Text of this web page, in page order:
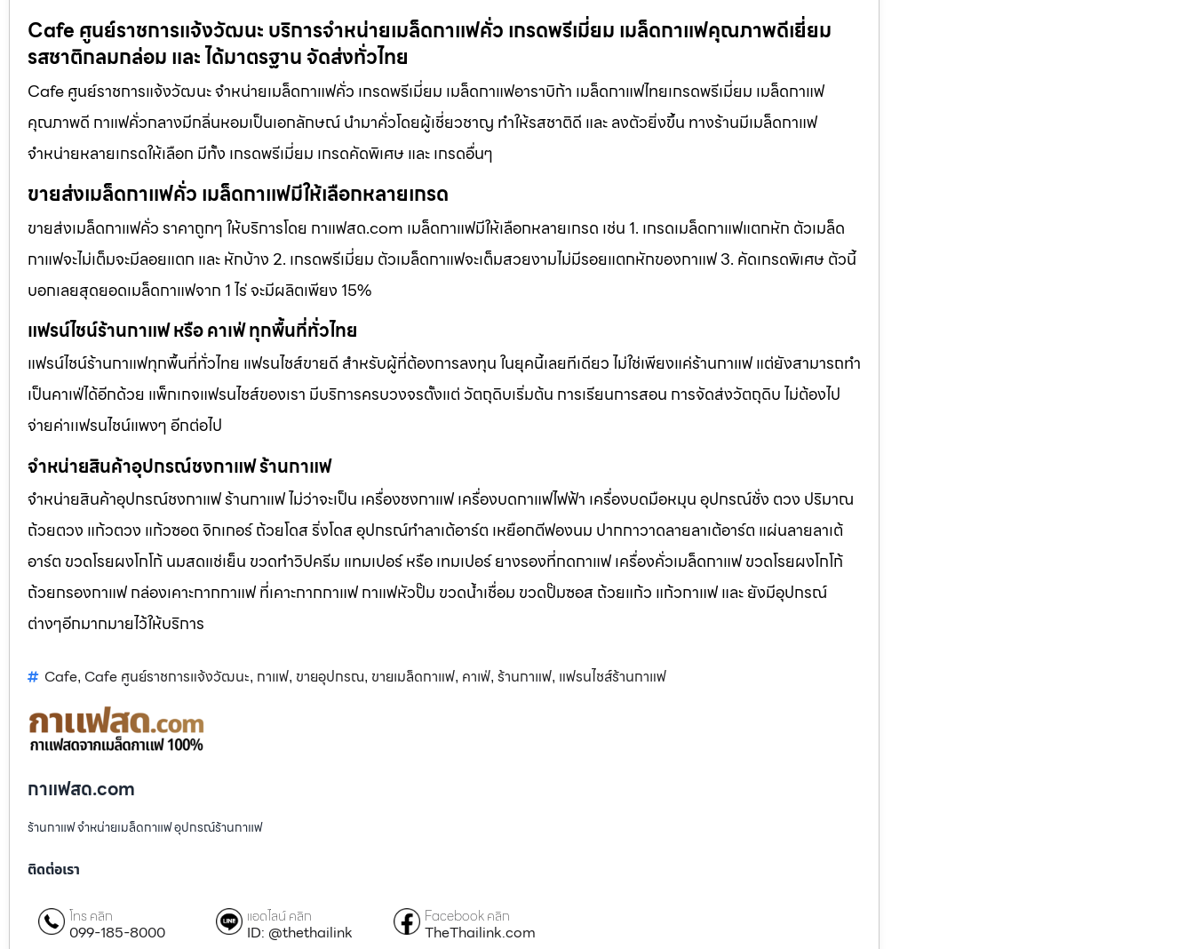
Cafe ศูนย์ราชการแจ้งวัฒนะ บริการจำหน่ายเมล็ดกาแฟคั่ว เกรดพรีเมี่ยม เมล็ดกาแฟคุณภาพดีเยี่ยม
รสชาติกลมกล่อม และ ได้มาตรฐาน จัดส่งทั่วไทย
Cafe ศูนย์ราชการแจ้งวัฒนะ จำหน่ายเมล็ดกาแฟคั่ว เกรดพรีเมี่ยม เมล็ดกาแฟอาราบิก้า เมล็ดกาแฟไทยเกรดพรีเมี่ยม เมล็ดกาแฟ
คุณภาพดี กาแฟคั่วกลางมีกลิ่นหอมเป็นเอกลักษณ์ นำมาคั่วโดยผู้เชี่ยวชาญ ทำให้รสชาติดี และ ลงตัวยิ่งขึ้น ทางร้านมีเมล็ดกาแฟ
จำหน่ายหลายเกรดให้เลือก มีทั้ง เกรดพรีเมี่ยม เกรดคัดพิเศษ และ เกรดอื่นๆ
ขายส่งเมล็ดกาแฟคั่ว เมล็ดกาแฟมีให้เลือกหลายเกรด
ขายส่งเมล็ดกาแฟคั่ว ราคาถูกๆ ให้บริการโดย กาแฟสด.com เมล็ดกาแฟมีให้เลือกหลายเกรด เช่น 1. เกรดเมล็ดกาแฟแตกหัก ตัวเมล็ด
กาแฟจะไม่เต็มจะมีลอยแตก และ หักบ้าง 2. เกรดพรีเมี่ยม ตัวเมล็ดกาแฟจะเต็มสวยงามไม่มีรอยแตกหักของกาแฟ 3. คัดเกรดพิเศษ ตัวนี้
บอกเลยสุดยอดเมล็ดกาแฟจาก 1 ไร่ จะมีผลิตเพียง 15%
แฟรน์ไชน์ร้านกาแฟ หรือ คาเฟ่ ทุกพื้นที่ทั่วไทย
แฟรน์ไชน์ร้านกาแฟทุกพื้นที่ทั่วไทย แฟรนไชส์ขายดี สำหรับผู้ที่ต้องการลงทุน ในยุคนี้เลยทีเดียว ไม่ใช่เพียงแค่ร้านกาแฟ แต่ยังสามารถทำ
เป็นคาเฟ่ได้อีกด้วย แพ็กเกจแฟรนไชส์ของเรา มีบริการครบวงจรตั้งแต่ วัตถุดิบเริ่มต้น การเรียนการสอน การจัดส่งวัตถุดิบ ไม่ต้องไป
จ่ายค่าเเฟรนไชน์แพงๆ อีกต่อไป
จำหน่ายสินค้าอุปกรณ์ชงกาแฟ ร้านกาแฟ
จำหน่ายสินค้าอุปกรณ์ชงกาแฟ ร้านกาแฟ ไม่ว่าจะเป็น เครื่องชงกาแฟ เครื่องบดกาแฟไฟฟ้า เครื่องบดมือหมุน อุปกรณ์ชั่ง ตวง ปริมาณ
ถ้วยตวง แก้วตวง แก้วซอต จิกเกอร์ ถ้วยโดส ริ่งโดส อุปกรณ์ทำลาเต้อาร์ต เหยือกตีฟองนม ปากกาวาดลายลาเต้อาร์ต แผ่นลายลาเต้
อาร์ต ขวดโรยผงโกโก้ นมสดแช่เย็น ขวดทำวิปครีม แทมเปอร์ หรือ เทมเปอร์ ยางรองที่กดกาแฟ เครื่องคั่วเมล็ดกาแฟ ขวดโรยผงโกโก้
ถ้วยกรองกาแฟ กล่องเคาะกากกาแฟ ที่เคาะกากกาแฟ กาแฟหัวปั๊ม ขวดน้ำเชื่อม ขวดปั๊มซอส ถ้วยแก้ว แก้วกาแฟ และ ยังมีอุปกรณ์
ต่างๆอีกมากมายไว้ให้บริการ
Cafe, Cafe ศูนย์ราชการแจ้งวัฒนะ, กาแฟ, ขายอุปกรณ, ขายเมล็ดกาแฟ, คาเฟ่, ร้านกาแฟ, แฟรนไชส์ร้านกาแฟ
กาแฟสด.com
ร้านกาแฟ จำหน่ายเมล็ดกาแฟ อุปกรณ์ร้านกาแฟ
ติดต่อเรา
โทร คลิก
099-185-8000
แอดไลน์ คลิก
ID: @thethailink
Facebook คลิก
TheThailink.com